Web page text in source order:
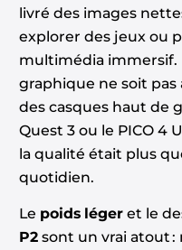
livré des images
explorer des jeux ou
multimédia immersif.
graphique ne soit
des casques haut de
Quest 3 ou le PICO 4
la qualité était plus
quotidien.
Le poids légeret le
P2sont un vrai atout :